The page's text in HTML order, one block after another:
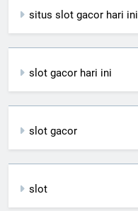
situs slot gacor hari ini
slot gacor hari ini
slot gacor
slot